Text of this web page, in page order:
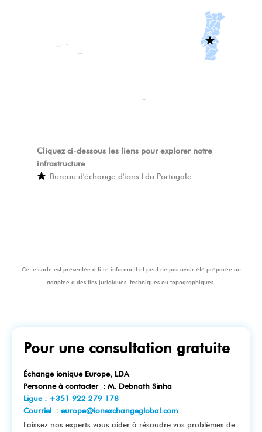
Cliquez ci-dessous les liens pour explorer notre
infrastructure
Bureau d'échange d'ions Lda Portugale
Cette carte est présentée à titre informatif et peut ne pas avoir été préparée ou
adaptée à des fins juridiques, techniques ou topographiques.
Pour une consultation gratuite​
Échange ionique Europe, LDA​
Personne à contacter : M. Debnath Sinha
Ligue : +351 922 279 178
Courriel : europe@ionexchangeglobal.com
Laissez nos experts vous aider à résoudre vos problèmes de